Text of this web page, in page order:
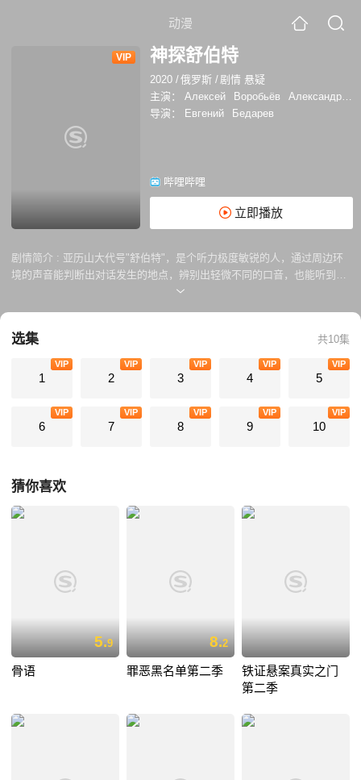
动漫
VIP 神探舒伯特
2020 /俄罗斯 /剧情 悬疑
主演：
Алексей Воробьёв Александр
导演：
Евгений Бедарев
哔哩哔哩
立即播放
剧情简介 : 亚历山大代号"舒伯特"，是个听力极度敏锐的人，通过周边环
境的声音能判断出对话发生的地点，辨别出轻微不同的口音，也能听到常
人听不不到的声音频率。舒伯特的妻子奥尔加在反恐情报局工作，但被杀
怖组织。
选集 共10集
1
VIP
2
VIP
3
VIP
4
VIP
5
VIP
6
VIP
7
VIP
8
VIP
9
VIP
10
VIP
猜你喜欢
5.9
骨语
8.2
罪恶黑名单第二季
铁证悬案真实之门
第二季